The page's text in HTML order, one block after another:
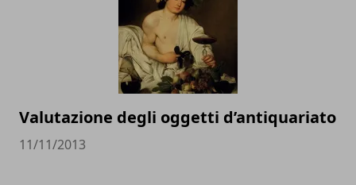
Valutazione degli oggetti d’antiquariato
11/11/2013